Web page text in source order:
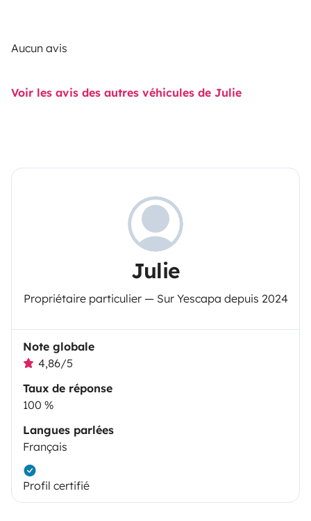
Aucun avis
Voir les avis des autres véhicules de Julie
Julie
Propriétaire particulier — Sur Yescapa depuis 2024
Note globale
4,86/5
Taux de réponse
100 %
Langues parlées
Français
Profil certifié